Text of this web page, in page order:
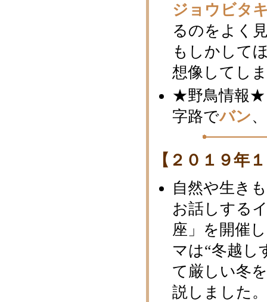
ジョウビタ
るのをよく
もしかして
想像してし
★野鳥情報★
字路でバン
【２０１９年
自然や生き
お話しする
座」を開催
マは“冬越し
て厳しい冬
説しました